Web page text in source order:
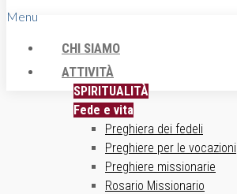
Menu
CHI SIAMO
ATTIVITÀ
SPIRITUALITÀ
Fede e vita
Preghiera dei fedeli
Preghiere per le vocazioni
Preghiere missionarie
Rosario Missionario